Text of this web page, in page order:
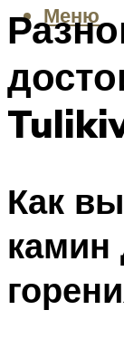
Меню
Как
камин